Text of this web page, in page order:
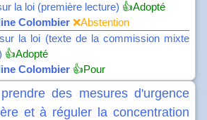
la loi (première lecture) 👍Adopté
Colombier ❌Abstention
la loi (texte de la commission mixte
👍Adopté
Colombier 👍Pour
des mesures d'urgence
et à réguler la concentration